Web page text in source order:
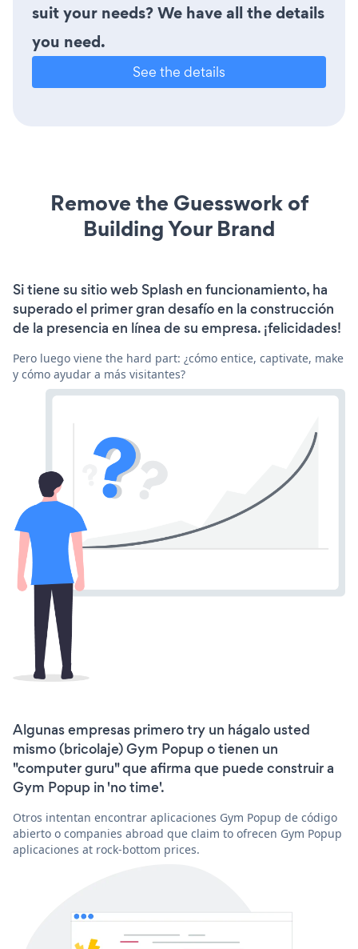
suit your needs? We have all the details
you need.
See the details
Remove the Guesswork of
Building Your Brand
Si tiene su sitio web Splash en funcionamiento, ha
superado el primer gran desafío en la construcción
de la presencia en línea de su empresa. ¡felicidades!
Pero luego viene the hard part: ¿cómo entice, captivate, make
y cómo ayudar a más visitantes?
Algunas empresas primero try un hágalo usted
mismo (bricolaje) Gym Popup o tienen un
"computer guru" que afirma que puede construir a
Gym Popup in 'no time'.
Otros intentan encontrar aplicaciones Gym Popup de código
abierto o companies abroad que claim to ofrecen Gym Popup
aplicaciones at rock-bottom prices.